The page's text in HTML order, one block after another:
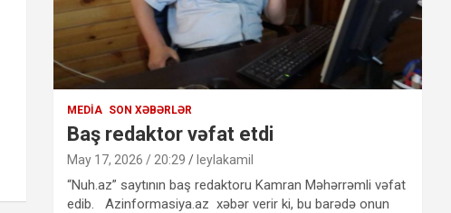
MEDIA SON XƏBƏRLƏR
Baş redaktor vəfat etdi
May 17, 2026 / 20:29 leylakamil
“Nuh.az” saytının baş redaktoru Kamran Məhərrəmli vəfat
edib. Azinformasiya.az xəbər verir ki, bu barədə onun